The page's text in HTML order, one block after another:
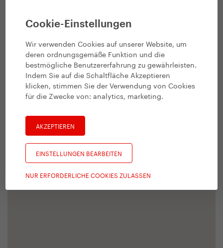
Cookie-Einstellungen
Wir verwenden Cookies auf unserer Website, um
deren ordnungsgemäße Funktion und die
bestmögliche Benutzererfahrung zu gewährleisten.
Indem Sie auf die Schaltfläche Akzeptieren
klicken, stimmen Sie der Verwendung von Cookies
für die Zwecke von:analytics, marketing.
AKZEPTIEREN
EINSTELLUNGEN BEARBEITEN
NUR ERFORDERLICHE COOKIES ZULASSEN